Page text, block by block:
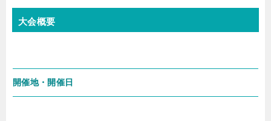
大会概要
開催地・開催日